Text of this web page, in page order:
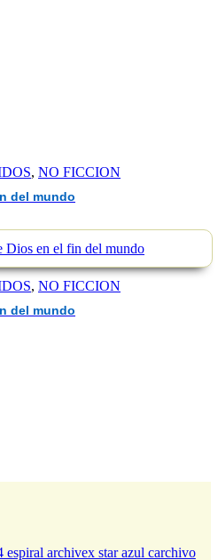
, NO FICCION
del mundo
, NO FICCION
del mundo